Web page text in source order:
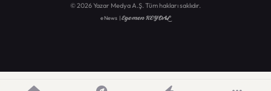
© 2026 Yazar Medya A.Ş. Tüm hakları saklıdır.
eNews |Egemen KEYDAL